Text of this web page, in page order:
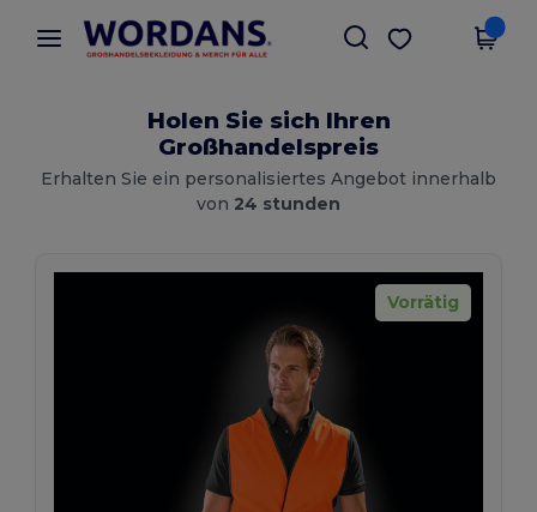
× Wordans App
Bessere Preise in der App!
App holen
Holen Sie sich Ihren
Großhandelspreis
Erhalten Sie ein personalisiertes Angebot innerhalb
von 24 stunden
Vorrätig